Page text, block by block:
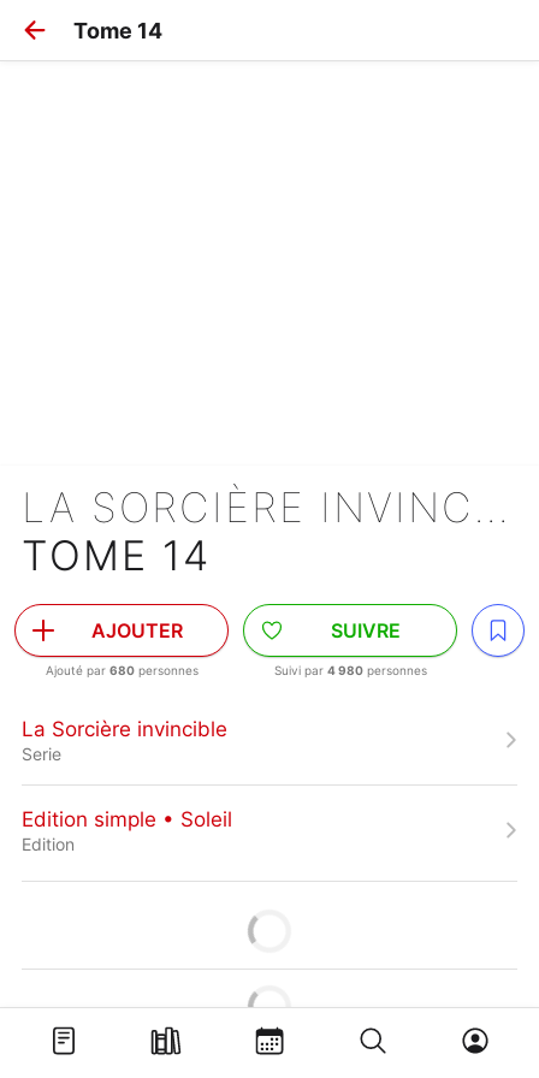
Tome 14
LA SORCIÈRE INVINCIBLE
TOME 14
AJOUTER
Ajouté par 680personnes
SUIVRE
Suivi par 4 980personnes
La Sorcière invincible
Serie
Edition simple • Soleil
Edition